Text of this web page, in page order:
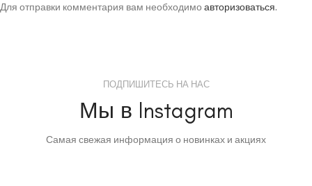
Для отправки комментария вам необходимо авторизоваться.
ПОДПИШИТЕСЬ НА НАС
Мы в Instagram
Самая свежая информация о новинках и акциях